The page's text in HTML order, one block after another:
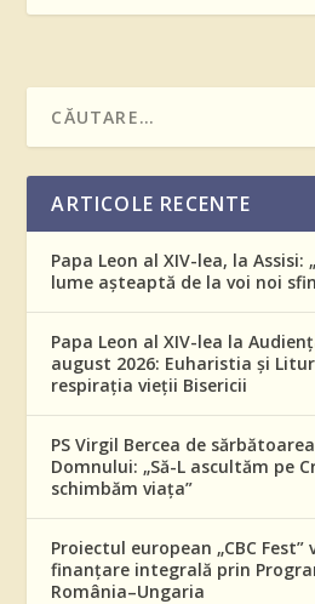
ARTICOLE RECENTE
Papa Leon al XIV-lea, la
lume așteaptă de la voi noi
Papa Leon al XIV-lea la
august 2026: Euharistia și
respirația vieții Bisericii
PS Virgil Bercea de
Domnului: „Să-L ascultăm pe
schimbăm viața”
Proiectul european „CBC
finanțare integrală prin
România–Ungaria